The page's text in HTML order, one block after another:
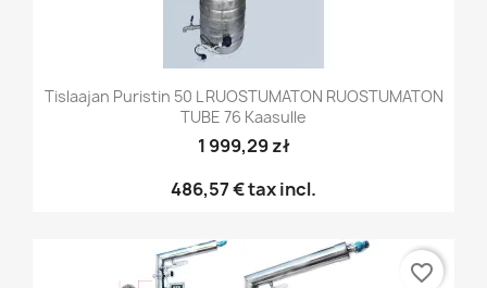
Tislaajan Puristin 50 L RUOSTUMATON RUOSTUMATON
TUBE 76 Kaasulle
1 999,29 zł
486,57 €tax incl.
favorite_border